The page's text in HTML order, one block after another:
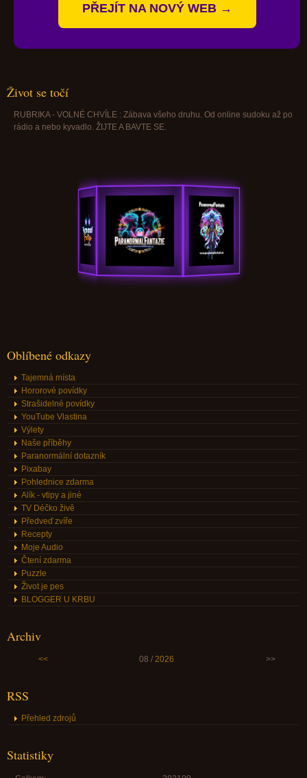
PŘEJÍT NA NOVÝ WEB →
Život se točí
RUBRIKA - VOLNÉ CHVÍLE : Zábava všeho druhu. Od online sudoku až po
rádio a nebo kyvadlo. ŽIJTE A BAVTE SE.
Oblíbené odkazy
Tajemná místa
Hororové povídky
Strašidelné povídky
YouTube Vlastina
Výlety
Naše příběhy
Paranormální dotazník
Pixabay
Pohlednice zdarma
Alík - vtipy a jiné
TV Déčko živě
Předveď zvíře
Recepty
Moje Audio
Čtení zdarma
Puzzle
Život je pes
BLOGGER U KRBU
Archiv
<< 08 / 2026 >>
RSS
Přehled zdrojů
Statistiky